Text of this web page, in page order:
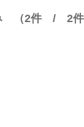
（2件 / 2